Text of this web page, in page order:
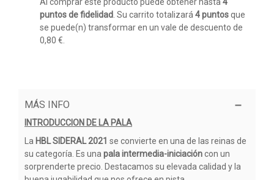
puntos de fidelidad . Su carrito totalizará 4puntosque
se puede(n) transformar en un vale de descuento de
0,80 €
MÁS INFO
INTRODUCCION DE LA PALA
La HBL SIDERAL 2021 se convierte en una de las reinas de
su categoría. Es una pala intermedia-iniciacióncon un
sorprenderte precio. Destacamos su elevada calidad y la